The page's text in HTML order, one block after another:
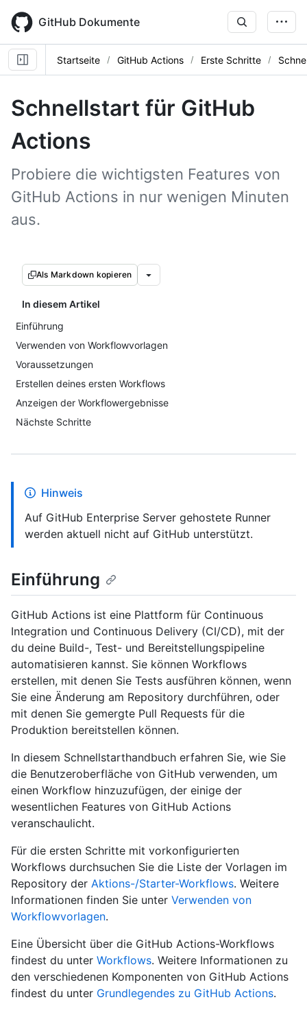
main
content
GitHub Dokumente
Startseite GitHub Actions Erste Schritte
Schnellstart für GitHub
Actions
Probiere die wichtigsten Features von
GitHub Actions in nur wenigen Minuten
aus.
Als Markdown kopieren
In diesem Artikel
Einführung
Verwenden von Workflowvorlagen
Voraussetzungen
Erstellen deines ersten Workflows
Anzeigen der Workflowergebnisse
Nächste Schritte
Hinweis
Auf GitHub Enterprise Server gehostete Runner
werden aktuell nicht auf GitHub unterstützt.
Einführung
GitHub Actions ist eine Plattform für Continuous
Integration und Continuous Delivery (CI/CD), mit der
du deine Build-, Test- und Bereitstellungspipeline
automatisieren kannst. Sie können Workflows
erstellen, mit denen Sie Tests ausführen können, wenn
Sie eine Änderung am Repository durchführen, oder
mit denen Sie gemergte Pull Requests für die
Produktion bereitstellen können.
In diesem Schnellstarthandbuch erfahren Sie, wie Sie
die Benutzeroberfläche von GitHub verwenden, um
einen Workflow hinzuzufügen, der einige der
wesentlichen Features von GitHub Actions
veranschaulicht.
Für die ersten Schritte mit vorkonfigurierten
Workflows durchsuchen Sie die Liste der Vorlagen im
Repository der Aktions-/Starter-Workflows. Weitere
Informationen finden Sie unter Verwenden von
Workflowvorlagen.
Eine Übersicht über die GitHub Actions-Workflows
findest du unter Workflows. Weitere Informationen zu
den verschiedenen Komponenten von GitHub Actions
findest du unter Grundlegendes zu GitHub Actions.